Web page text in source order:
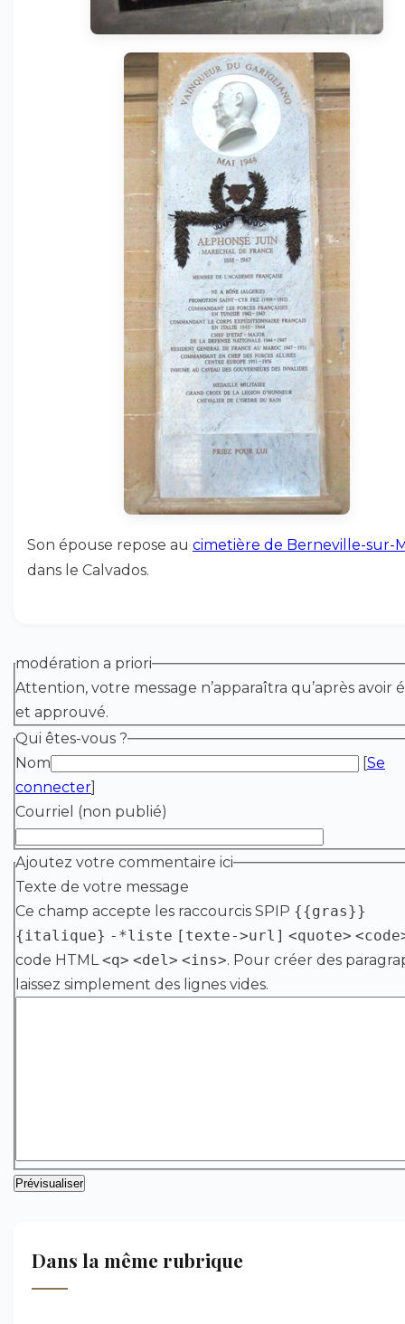
Son épouse repose au cimetière de Berneville-sur-
dans le Calvados.
modération a priori
Attention, votre message n’apparaîtra qu’après avoir
et approuvé.
Qui êtes-vous ?
Nom
[Se
connecter]
Courriel (non publié)
Ajoutez votre commentaire ici
Texte de votre message
Ce champ accepte les raccourcis SPIP {{gras}}
{italique} -*liste [texte->url] <quote>
code HTML<q> <del> <ins>. Pour créer des
laissez simplement des lignes vides.
Dans la même rubrique